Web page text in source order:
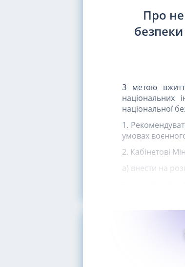
Про
З метою
національних
національної
1.
умовах
2. Кабінетові
а) внести на